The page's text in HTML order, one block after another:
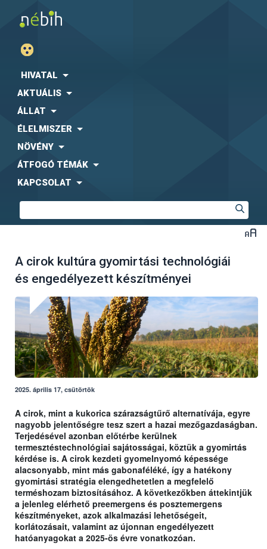
HIVATAL
AKTUÁLIS
ÁLLAT
ÉLELMISZER
NÖVÉNY
ÁTFOGÓ TÉMÁK
KAPCSOLAT
A cirok kultúra gyomirtási technológiái
és engedélyezett készítményei
2025. április 17, csütörtök
A cirok, mint a kukorica szárazságtűrő alternatívája, egyre
nagyobb jelentőségre tesz szert a hazai mezőgazdaságban.
Terjedésével azonban előtérbe kerülnek
termesztéstechnológiai sajátosságai, köztük a gyomirtás
kérdése is. A cirok kezdeti gyomelnyomó képessége
alacsonyabb, mint más gabonaféléké, így a hatékony
gyomirtási stratégia elengedhetetlen a megfelelő
terméshozam biztosításához. A következőkben áttekintjük
a jelenleg elérhető preemergens és posztemergens
készítményeket, azok alkalmazási lehetőségeit,
korlátozásait, valamint az újonnan engedélyezett
hatóanyagokat a 2025-ös évre vonatkozóan.